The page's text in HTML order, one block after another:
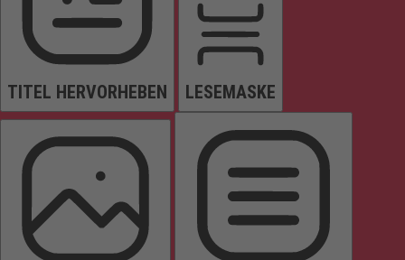
TITEL HERVORHEBEN LESEMASKE